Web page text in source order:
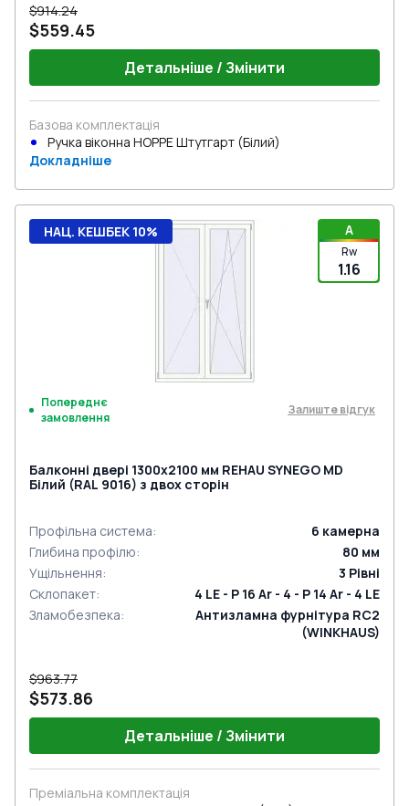
$914.24
$559.45
Детальніше / Змінити
Базова комплектація
Ручка віконна HOPPE Штутгарт (Білий)
Докладніше
A
Rw
1.16
НАЦ. КЕШБЕК 10%
Попереднє
замовлення
Залиште відгук
Балконні двері 1300x2100 мм REHAU SYNEGO MD
Білий (RAL 9016) з двох сторін
Профільна система: 6 камерна
Глибина профілю: 80 мм
Ущільнення: 3 Рівні
Склопакет:
4 LE - P 16 Ar - 4 - P 14 Ar - 4 LE
Зламобезпека:
Антизламна фурнітура RC2
(WINKHAUS)
$963.77
$573.86
Детальніше / Змінити
Преміальна комплектація